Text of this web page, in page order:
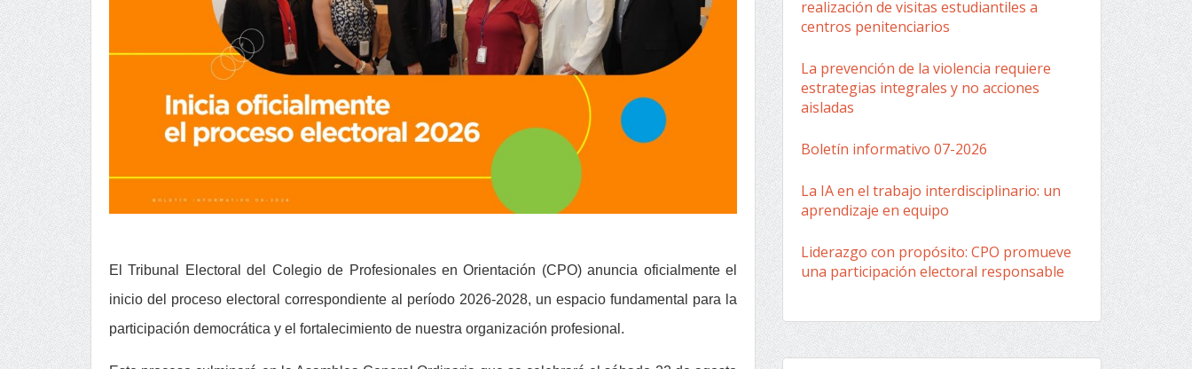
El Tribunal Electoral del Colegio de Profesionales en Orientación (CPO) anuncia oficialmente el
inicio del proceso electoral correspondiente al período 2026-2028, un espacio fundamental para la
participación democrática y el fortalecimiento de nuestra organización profesional.
realización de visitas estudiantiles a
centros penitenciarios
La prevención de la violencia requiere
estrategias integrales y no acciones
aisladas
Boletín informativo 07-2026
La IA en el trabajo interdisciplinario: un
aprendizaje en equipo
Liderazgo con propósito: CPO promueve
una participación electoral responsable